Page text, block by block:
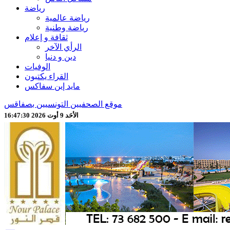
رياضة
رياضة عالمية
رياضة وطنية
ثقافة و إعلام
الرأي الآخر
دين و دنيا
الوفيات
القراء يكتبون
مايد إين سفاكس
موقع الصحفيين التونسيين بصفاقس
الأحَد 9 أوت 2026 16:47:32